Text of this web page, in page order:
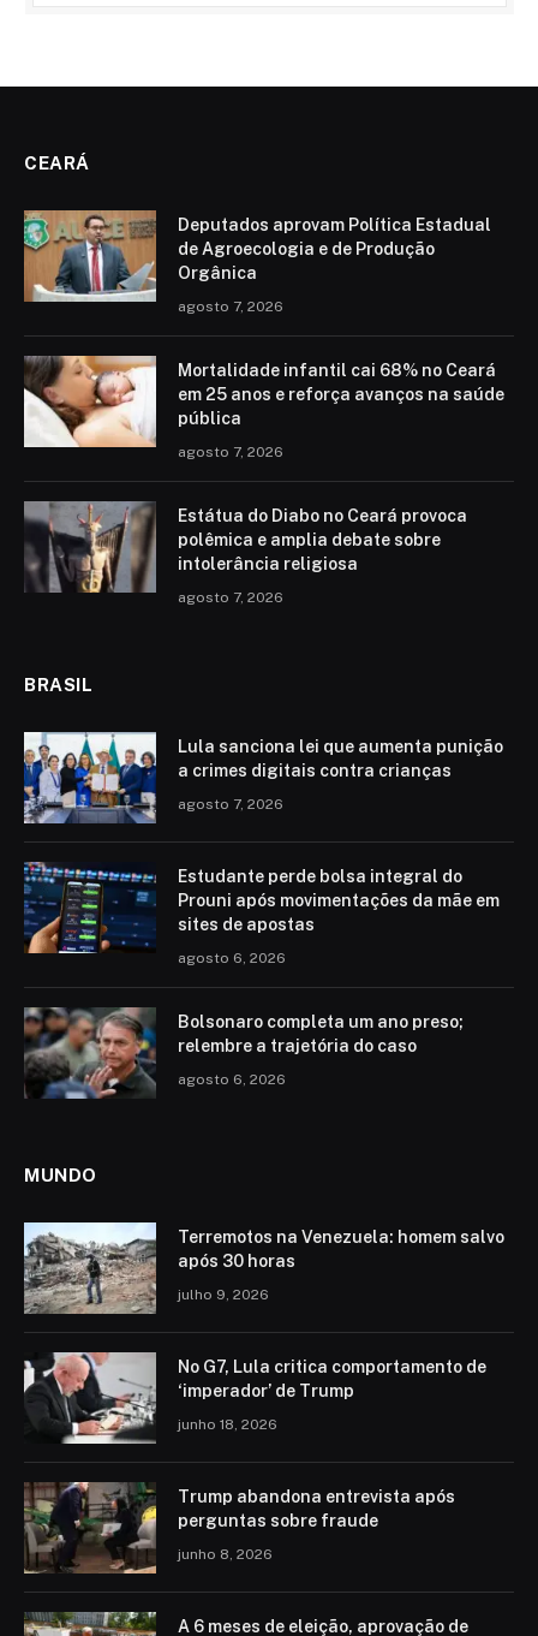
CEARÁ
Deputados aprovam Política Estadual
de Agroecologia e de Produção
Orgânica
agosto 7, 2026
Mortalidade infantil cai 68% no Ceará
em 25 anos e reforça avanços na saúde
pública
agosto 7, 2026
Estátua do Diabo no Ceará provoca
polêmica e amplia debate sobre
intolerância religiosa
agosto 7, 2026
BRASIL
Lula sanciona lei que aumenta punição
a crimes digitais contra crianças
agosto 7, 2026
Estudante perde bolsa integral do
Prouni após movimentações da mãe em
sites de apostas
agosto 6, 2026
Bolsonaro completa um ano preso;
relembre a trajetória do caso
agosto 6, 2026
MUNDO
Terremotos na Venezuela: homem salvo
após 30 horas
julho 9, 2026
No G7, Lula critica comportamento de
‘imperador’ de Trump
junho 18, 2026
Trump abandona entrevista após
perguntas sobre fraude
junho 8, 2026
A 6 meses de eleição, aprovação de